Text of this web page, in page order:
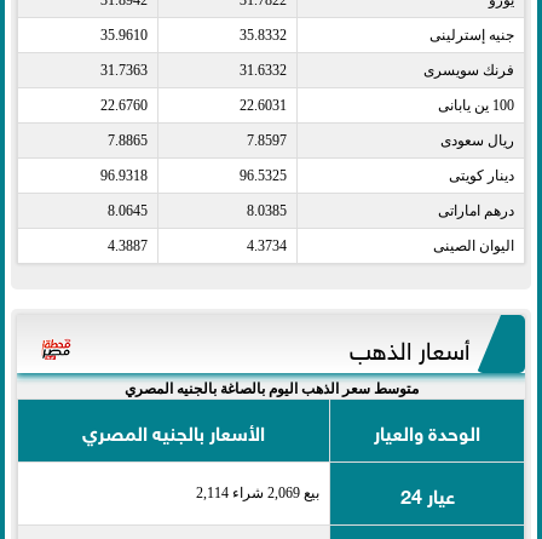
جنيه إسترلينى​ 35.8332
35.9610
فرنك سويسرى​ 31.6332
31.7363
100 ين يابانى​ 22.6031
22.6760
ريال سعودى​ 7.8597
7.8865
دينار كويتى​ 96.5325
96.9318
درهم اماراتى​ 8.0385
8.0645
اليوان الصينى​ 4.3734
4.3887
أسعار الذهب
متوسط سعر الذهب اليوم بالصاغة بالجنيه المصري
الوحدة والعيار
الأسعار بالجنيه المصري
عيار 24
بيع 2,069 شراء 2,114